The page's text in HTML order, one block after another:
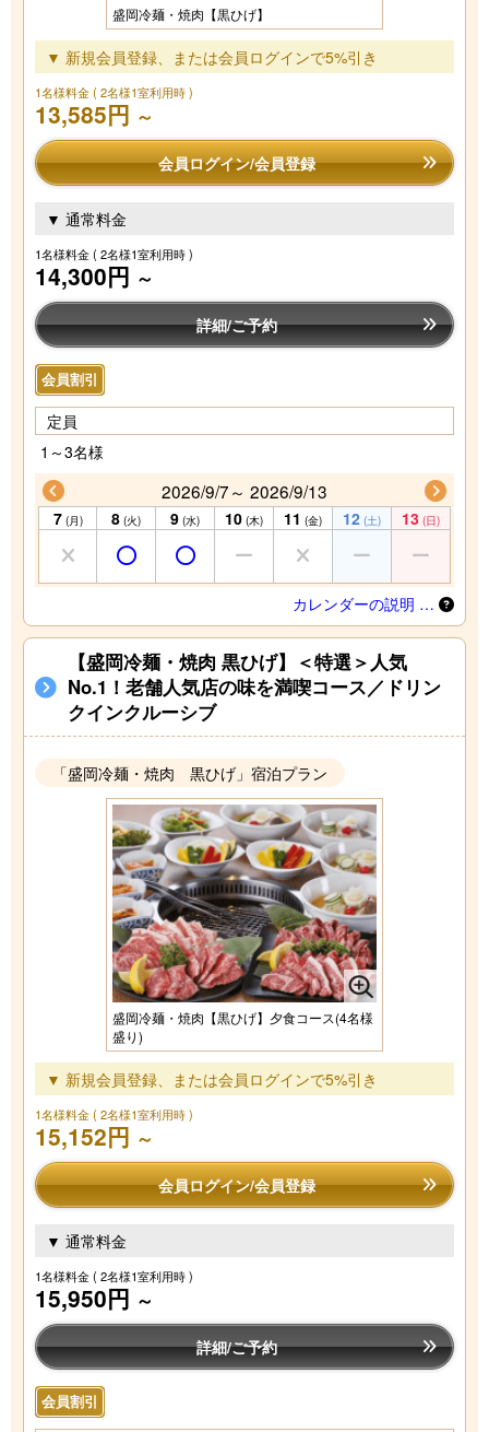
盛岡冷麺・焼肉【黒ひげ】
▼ 新規会員登録、または会員ログインで5%引き
1名様料金( 2名様1室利用時 )
13,585円 ～
会員ログイン/会員登録
▼ 通常料金
1名様料金( 2名様1室利用時 )
14,300円 ～
詳細/ご予約
会員割引
定員
1～3名様
2026/9/7～ 2026/9/13
7 (月) 8 (火) 9 (水) 10 (木) 11 (金) 12 (土) 13 (日)
カレンダーの説明 …
【盛岡冷麺・焼肉 黒ひげ】＜特選＞人気
No.1！老舗人気店の味を満喫コース／ドリン
クインクルーシブ
「盛岡冷麺・焼肉 黒ひげ」宿泊プラン
盛岡冷麺・焼肉【黒ひげ】夕食コース(4名様
盛り)
▼ 新規会員登録、または会員ログインで5%引き
1名様料金( 2名様1室利用時 )
15,152円 ～
会員ログイン/会員登録
▼ 通常料金
1名様料金( 2名様1室利用時 )
15,950円 ～
詳細/ご予約
会員割引